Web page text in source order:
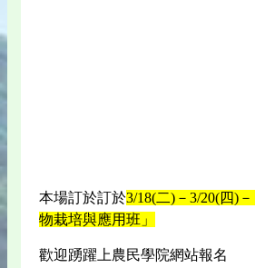
本場訂於訂於3/18(二)－3/20(四)
物栽培與應用班」
歡迎踴躍上農民學院網站報名